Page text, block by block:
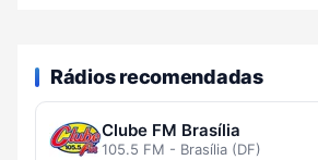
Rádios recomendadas
Clube FM Brasília
105.5 FM - Brasília (DF)